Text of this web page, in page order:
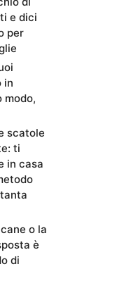
e dici
per
in
modo,
scatole
ti
in casa
o la
è
di